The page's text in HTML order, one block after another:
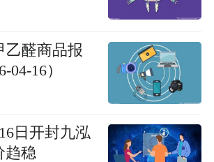
乙醛商品报
04-16）
日开封九泓
趋稳